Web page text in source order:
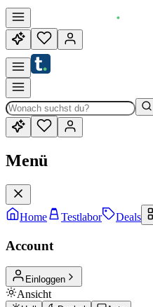
Menü
Home Testlabor Deals
Account
Einloggen
Ansicht